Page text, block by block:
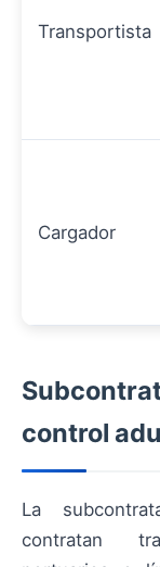
Transportista
Cargador
control
La
contratan